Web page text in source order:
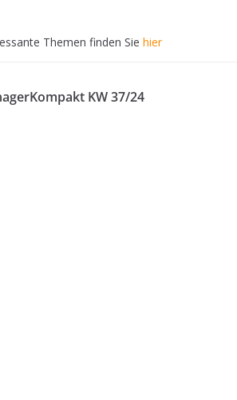
Themen finden Sie hier
KW 37/24